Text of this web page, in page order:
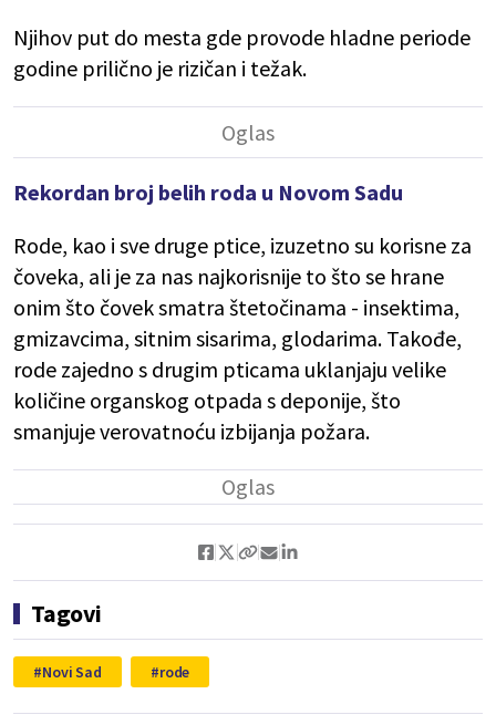
Njihov put do mesta gde provode hladne periode
godine prilično je rizičan i težak.
Rekordan broj belih roda u Novom Sadu
Rode, kao i sve druge ptice, izuzetno su korisne za
čoveka, ali je za nas najkorisnije to što se hrane
onim što čovek smatra štetočinama - insektima,
gmizavcima, sitnim sisarima, glodarima. Takođe,
rode zajedno s drugim pticama uklanjaju velike
količine organskog otpada s deponije, što
smanjuje verovatnoću izbijanja požara.
Tagovi
Novi Sad rode